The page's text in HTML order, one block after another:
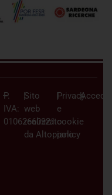
–
P.
IVA:
01062660921
|Sito
web
realizzato
da Altopiano
|Privacy
e
cookie
policy
|